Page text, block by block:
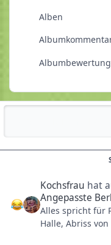
Alben
Kochsfrau hat
Angepasste
Alles spricht für
Halle, Abriss